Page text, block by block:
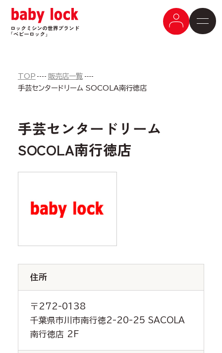
TOP
販売店一覧
手芸センタードリーム SOCOLA南行徳店
手芸センタードリーム
SOCOLA南行徳店
住所
〒272-0138
千葉県市川市南行徳2-20-25 SACOLA
南行徳店 2F